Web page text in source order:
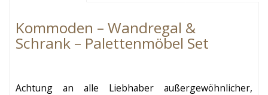
Kommoden – Wandregal &
Schrank – Palettenmöbel Set
Achtung an alle Liebhaber außergewöhnlicher,